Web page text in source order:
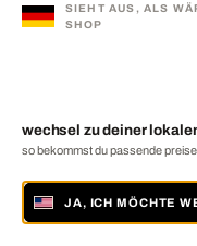
SIEHT AUS, ALS
SHOP
wechsel zu deiner
so bekommst du passende
JA, ICH MÖCHTE